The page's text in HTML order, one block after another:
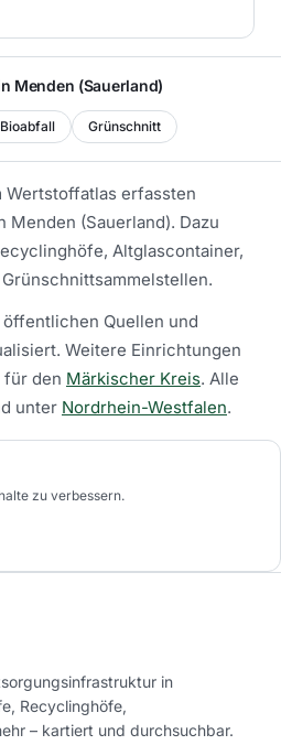
Menden (Sauerland)
Bioabfall Grünschnitt
Wertstoffatlas erfassten
Menden (Sauerland). Dazu
Altglascontainer,
öffentlichen Quellen und
Weitere Einrichtungen
für den Märkischer Kreis. Alle
unter Nordrhein-Westfalen.
zu verbessern.
in
Recyclinghöfe,
– kartiert und durchsuchbar.